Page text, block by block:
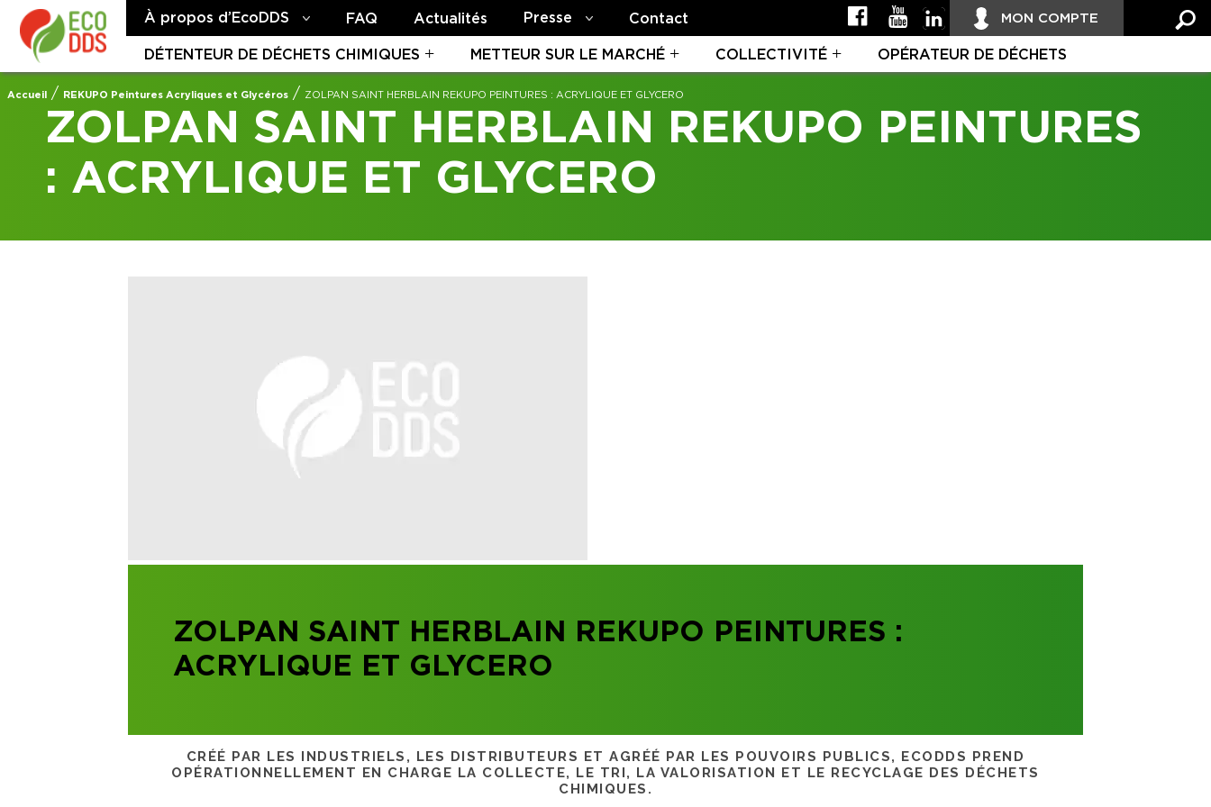
À propos d’EcoDDS FAQ Actualités Presse Contact MON COMPTE
DÉTENTEUR DE DÉCHETS CHIMIQUES METTEUR SUR LE MARCHÉ COLLECTIVITÉ OPÉRATEUR DE DÉCHETS
Accueil / REKUPO Peintures Acryliques et Glycéros / ZOLPAN SAINT HERBLAIN REKUPO PEINTURES : ACRYLIQUE ET GLYCERO
ZOLPAN SAINT HERBLAIN REKUPO PEINTURES
: ACRYLIQUE ET GLYCERO
ZOLPAN SAINT HERBLAIN REKUPO PEINTURES :
ACRYLIQUE ET GLYCERO
CRÉÉ PAR LES INDUSTRIELS, LES DISTRIBUTEURS ET AGRÉÉ PAR LES POUVOIRS PUBLICS, ECODDS PREND
OPÉRATIONNELLEMENT EN CHARGE LA COLLECTE, LE TRI, LA VALORISATION ET LE RECYCLAGE DES DÉCHETS
CHIMIQUES.